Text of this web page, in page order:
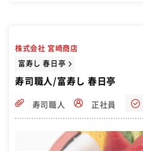
株式会社 宮崎商店
富寿し 春日亭
寿司職人/富寿し 春日亭
寿司職人 正社員